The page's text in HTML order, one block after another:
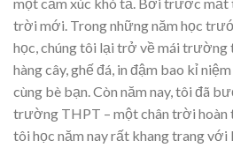
trời mới. Trong những năm học
học, chúng tôi lại trở về mái trường
hàng cây, ghế đá, in đậm bao kỉ
cùng bè bạn. Còn năm nay, tôi đã
trường THPT – một chân trời
tôi học năm nay rất khang trang với